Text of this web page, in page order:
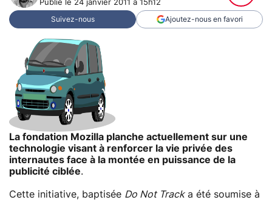
Publié le 24 janvier 2011 à 15h12
Suivez-nous Ajoutez-nous en favori
La fondation Mozilla planche actuellement sur une
technologie visant à renforcer la vie privée des
internautes face à la montée en puissance de la
publicité ciblée.
Cette initiative, baptisée Do Not Tracka été soumise à